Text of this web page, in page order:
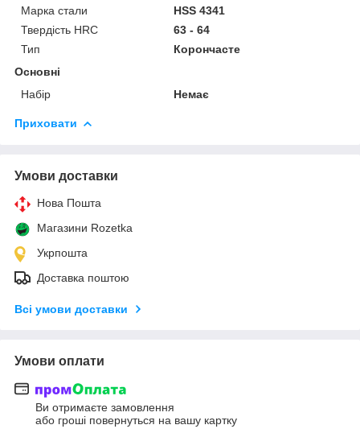
Марка стали
HSS 4341
Твердість HRC
63 - 64
Тип
Корончасте
Основні
Набір
Немає
Приховати
Умови доставки
Нова Пошта
Магазини Rozetka
Укрпошта
Доставка поштою
Всі умови доставки
Умови оплати
Ви отримаєте замовлення
або гроші повернуться на вашу картку